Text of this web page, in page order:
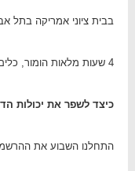
בבית ציוני אמריקה בתל
4 שעות מלאות הומור, כלים פרקטיים וטיפים מעולים
כיצד לשפר את יכולות
התחלנו השבוע את